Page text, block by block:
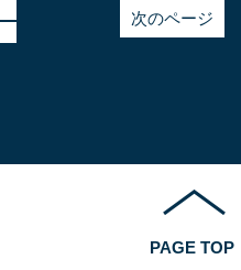
次のページ
PAGE TOP